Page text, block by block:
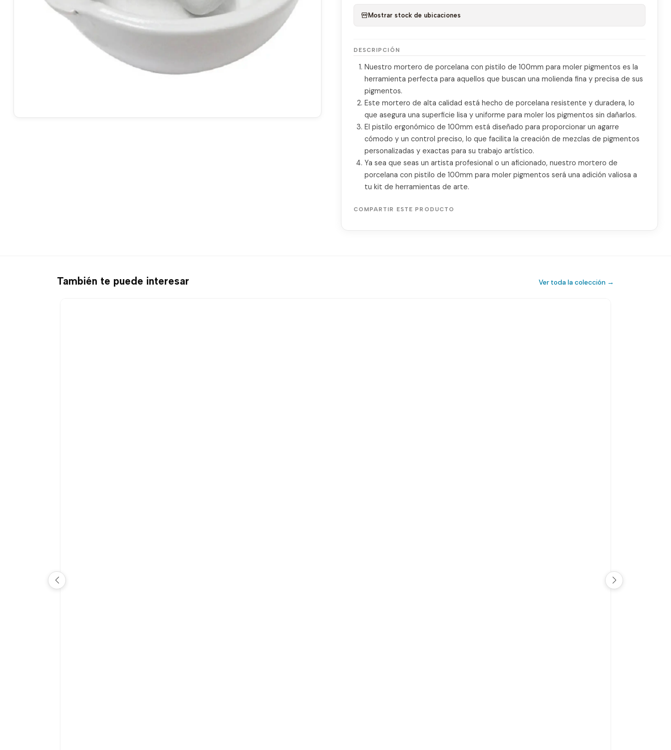
Mostrar stock de ubicaciones
DESCRIPCIÓN
Nuestro mortero de porcelana con pistilo de 100mm para moler pigmentos es la
herramienta perfecta para aquellos que buscan una molienda fina y precisa de sus
pigmentos.
Este mortero de alta calidad está hecho de porcelana resistente y duradera, lo
que asegura una superficie lisa y uniforme para moler los pigmentos sin dañarlos.
El pistilo ergonómico de 100mm está diseñado para proporcionar un agarre
cómodo y un control preciso, lo que facilita la creación de mezclas de pigmentos
personalizadas y exactas para su trabajo artístico.
Ya sea que seas un artista profesional o un aficionado, nuestro mortero de
porcelana con pistilo de 100mm para moler pigmentos será una adición valiosa a
tu kit de herramientas de arte.
COMPARTIR ESTE PRODUCTO
También te puede interesar Ver toda la colección →